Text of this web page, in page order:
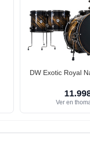
DW Exotic Royal
Ver en